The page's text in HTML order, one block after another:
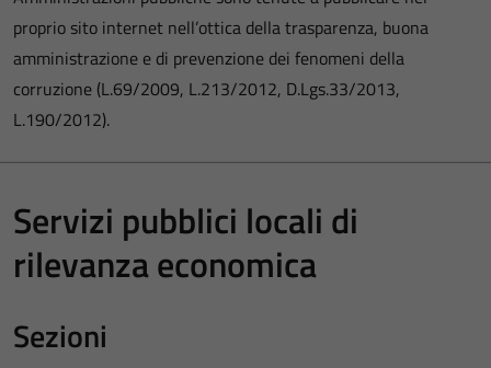
proprio sito internet nell’ottica della trasparenza, buona
amministrazione e di prevenzione dei fenomeni della
corruzione (L.69/2009, L.213/2012, D.Lgs.33/2013,
L.190/2012).
Servizi pubblici locali di
rilevanza economica
Sezioni